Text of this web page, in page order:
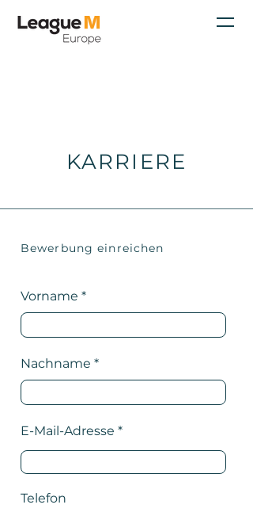
KARRIERE
Bewerbung einreichen
Vorname
Nachname
E-Mail-Adresse
Telefon